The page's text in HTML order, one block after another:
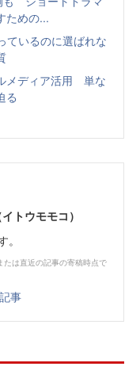
ための...
ているのに選ばれな
メディア活用 単な
る
トウモモコ）
は直近の記事の寄稿時点で
事